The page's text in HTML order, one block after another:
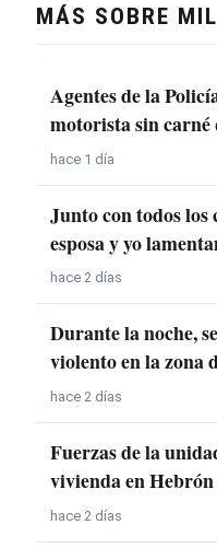
MÁS SOBRE
Agentes de la
motorista sin
hace 1 día
Junto con todos
esposa y yo
hace 2 días
Durante la noche,
violento en la zona
hace 2 días
Fuerzas de la
vivienda en
hace 2 días